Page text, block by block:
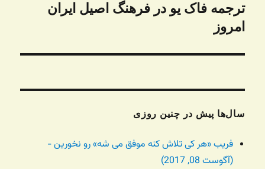
نوشته
بعدی:
ترجمه فاک یو در فرهنگ اصیل ایران
امروز
سال‌ها پیش در چنین روزی
فریب «هر کی تلاش کنه موفق می شه» رو نخورین -
(آگوست 08, 2017)